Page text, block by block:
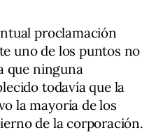
proclamación
uno de los puntos no
que ninguna
todavía que la
la mayoría de los
de la corporación.